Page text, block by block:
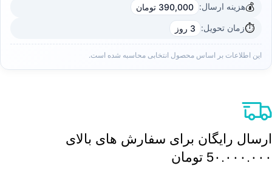
💰هزینه ارسال: 390,000 تومان
⏱️زمان تحویل: 3 روز
این اطلاعات بر اساس محصول انتخابی محاسبه شده است.
ارسال رایگان برای سفارش های بالای
5٠.٠٠٠.٠٠٠ تومان